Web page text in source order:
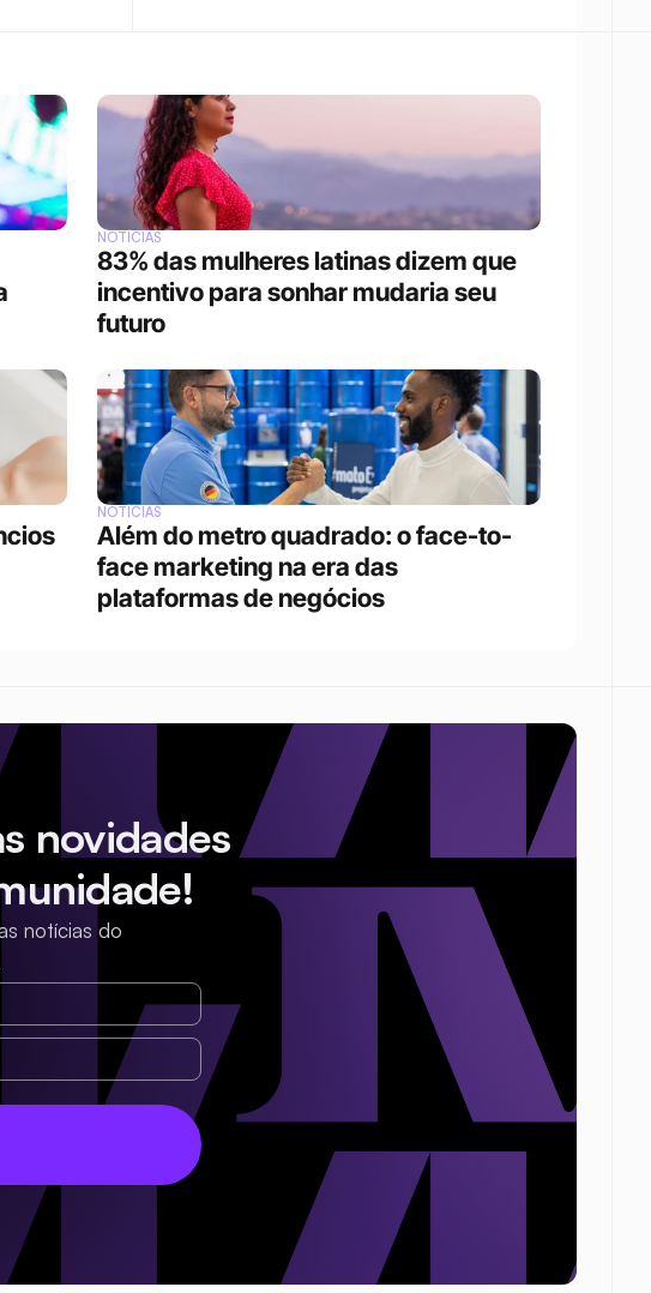
NOTÍCIAS
83% das mulheres latinas dizem que
incentivo para sonhar mudaria seu
futuro
NOTÍCIAS
Além do metro quadrado: o face-to-
face marketing na era das
plataformas de negócios
novidades
notícias do